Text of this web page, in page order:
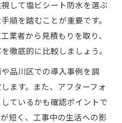
して塩ビシート防水を選ぶ
順を踏むことが重要です。
業者から見積もりを取り、
徹底的に比較しましょう。
品川区での導入事例を調
ます。また、アフターフォ
ているかも確認ポイントで
短く、工事中の生活への影